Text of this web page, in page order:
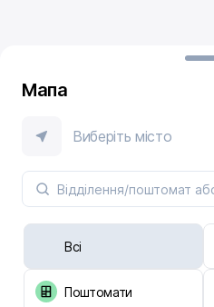
Мапа
Виберіть місто
Всі
Поштомати